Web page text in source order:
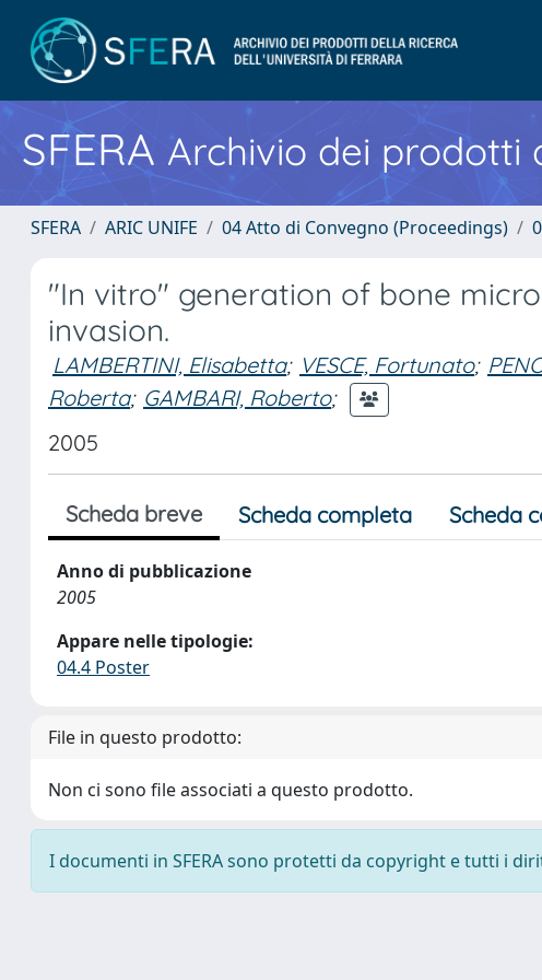
SFERA Archivio dei prodotti
SFERA ARIC UNIFE 04 Atto di Convegno (Proceedings)
"In vitro" generation of bone
invasion.
LAMBERTINI, Elisabetta; VESCE, Fortunato;
Roberta; GAMBARI, Roberto;
2005
Scheda breve Scheda completa Scheda
Anno di pubblicazione
2005
Appare nelle tipologie:
04.4 Poster
File in questo prodotto:
Non ci sono file associati a questo prodotto.
I documenti in SFERA sono protetti da copyright e tutti i